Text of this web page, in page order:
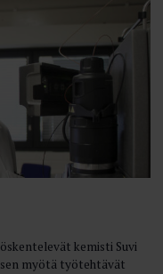
kemisti Suvi
myötä työtehtävät